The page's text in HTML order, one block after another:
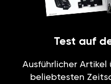
Test auf
Ausführlicher
beliebtesten